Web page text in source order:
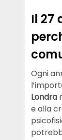
Il 27
Ogni
Londra
e alla